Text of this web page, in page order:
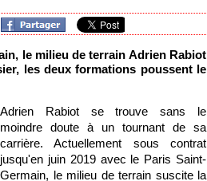
le milieu de terrain Adrien Rabiot
les deux formations poussent le
Adrien Rabiot se trouve sans le
moindre doute à un tournant de sa
carrière. Actuellement sous contrat
jusqu'en juin 2019 avec le Paris Saint-
Germain, le milieu de terrain suscite la